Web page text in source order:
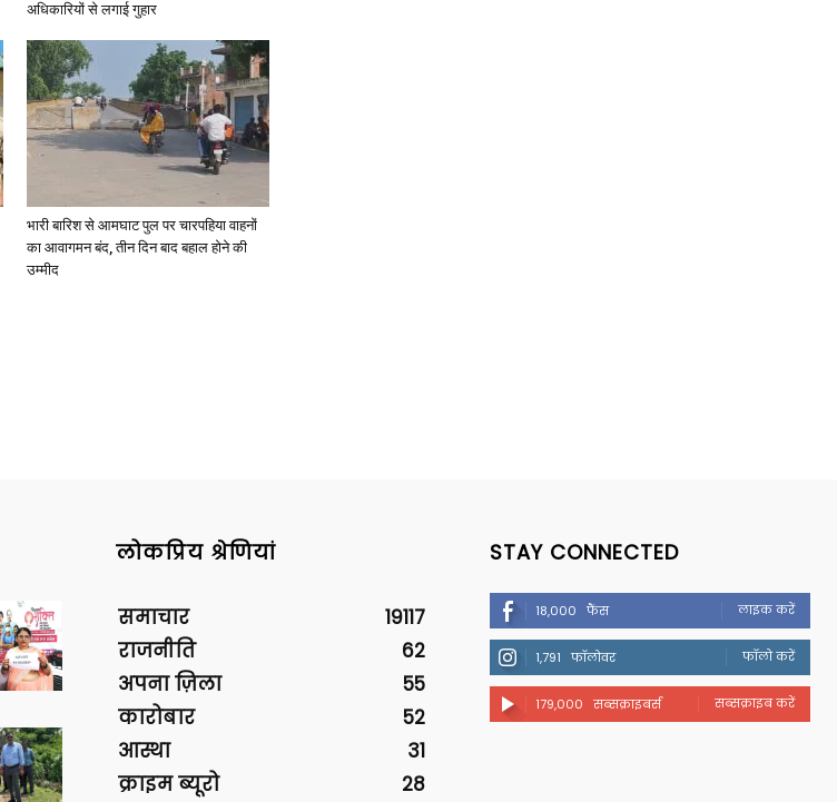
Paper
अधिकारियों से लगाई गुहार
भारी बारिश से आमघाट पुल पर चारपहिया वाहनों
का आवागमन बंद, तीन दिन बाद बहाल होने की
उम्मीद
लोकप्रिय श्रेणियां
समाचार
19117
राजनीति
62
अपना ज़िला
55
कारोबार
52
आस्था
31
क्राइम ब्यूरो
28
STAY CONNECTED
18,000 फैंस लाइक करें
1,791 फॉलोवर फॉलो करें
179,000 सब्सक्राइबर्स सब्सक्राइब करें